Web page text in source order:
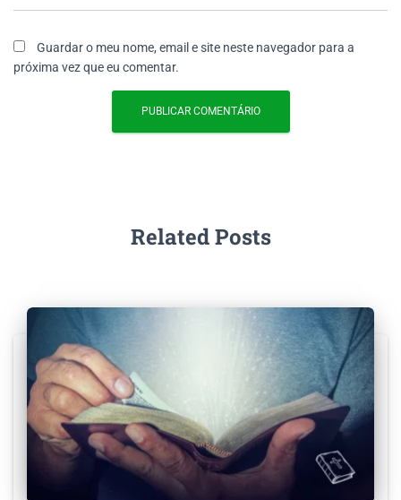
Guardar o meu nome, email e site neste navegador para a
próxima vez que eu comentar.
Related Posts